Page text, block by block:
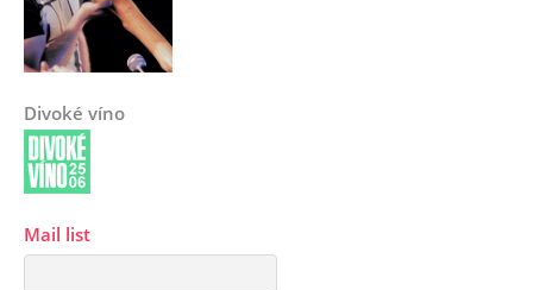
Divoké víno
Mail list